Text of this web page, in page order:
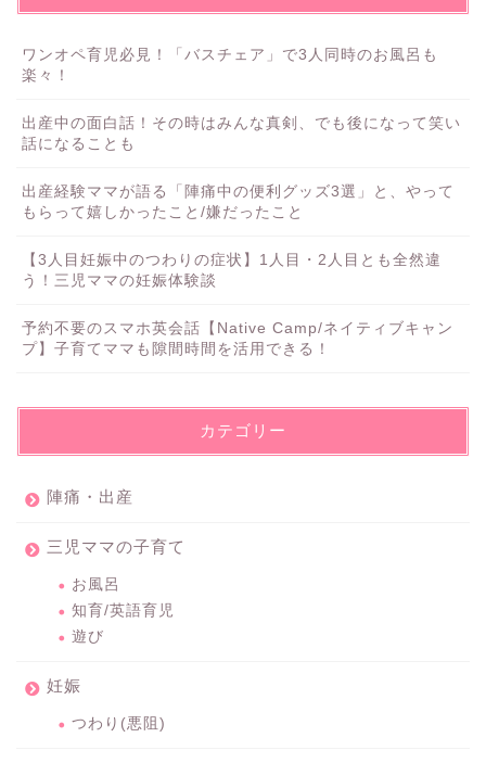
ワンオペ育児必見！「バスチェア」で3人同時のお風呂も
楽々！
出産中の面白話！その時はみんな真剣、でも後になって笑い
話になることも
出産経験ママが語る「陣痛中の便利グッズ3選」と、やって
もらって嬉しかったこと/嫌だったこと
【3人目妊娠中のつわりの症状】1人目・2人目とも全然違
う！三児ママの妊娠体験談
予約不要のスマホ英会話【Native Camp/ネイティブキャン
プ】子育てママも隙間時間を活用できる！
カテゴリー
陣痛・出産
三児ママの子育て
お風呂
知育/英語育児
遊び
妊娠
つわり(悪阻)